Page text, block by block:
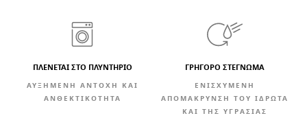
ΠΛΕΝΕΤΑΙ ΣΤΟ ΠΛΥΝΤΗΡΙΟ
ΑΥΞΗΜΈΝΗ ΑΝΤΟΧΉ ΚΑΙ
ΑΝΘΕΚΤΙΚΌΤΗΤΑ
ΓΡΉΓΟΡΟ ΣΤΈΓΝΩΜΑ
ΕΝΙΣΧΥΜΈΝΗ
ΑΠΟΜΆΚΡΥΝΣΗ ΤΟΥ ΙΔΡΏΤΑ
ΚΑΙ ΤΗΣ ΥΓΡΑΣΊΑΣ